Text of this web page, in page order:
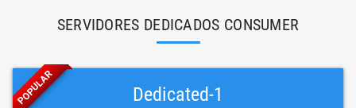
SERVIDORES DEDICADOS CONSUMER
Dedicated-1
POPULAR